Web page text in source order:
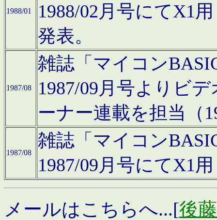
1988/01
1988/02月号にてX1
発表。
1987/08
雑誌「マイコン
1987/09月号よりビ
ーナー連載を担当（
1987/08
雑誌「マイコン
1987/09月号にてX1
メールはこちらへ...[後